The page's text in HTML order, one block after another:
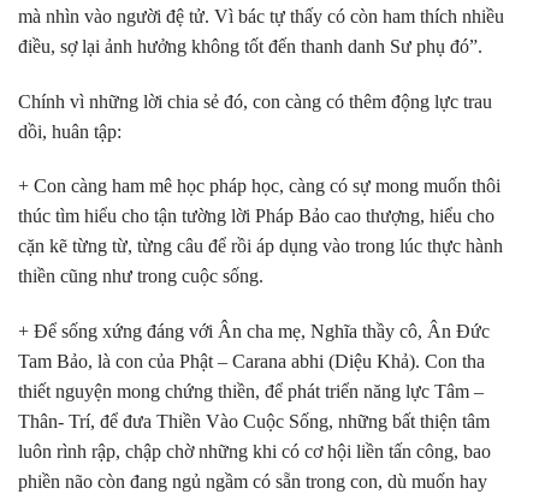
mà nhìn vào người đệ tử. Vì bác tự thấy có còn ham thích nhiều
điều, sợ lại ảnh hưởng không tốt đến thanh danh Sư phụ đó”.
Chính vì những lời chia sẻ đó, con càng có thêm động lực trau
dồi, huân tập:
+ Con càng ham mê học pháp học, càng có sự mong muốn thôi
thúc tìm hiểu cho tận tường lời Pháp Bảo cao thượng, hiểu cho
cặn kẽ từng từ, từng câu để rồi áp dụng vào trong lúc thực hành
thiền cũng như trong cuộc sống.
+ Để sống xứng đáng với Ân cha mẹ, Nghĩa thầy cô, Ân Đức
Tam Bảo, là con của Phật – Carana abhi (Diệu Khả). Con tha
thiết nguyện mong chứng thiền, để phát triển năng lực Tâm –
Thân- Trí, để đưa Thiền Vào Cuộc Sống, những bất thiện tâm
luôn rình rập, chập chờ những khi có cơ hội liền tấn công, bao
phiền não còn đang ngủ ngầm có sẵn trong con, dù muốn hay